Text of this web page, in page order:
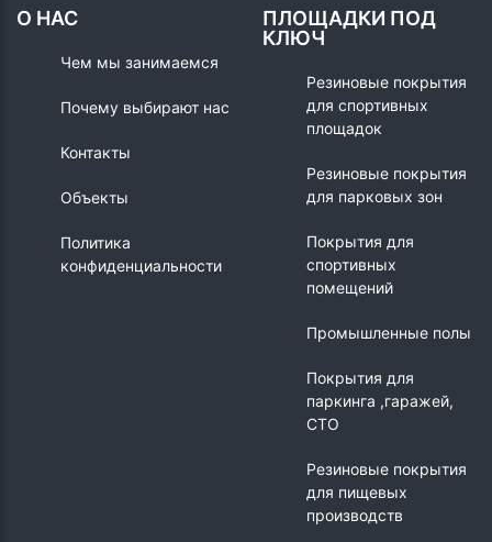
О НАС
Чем мы занимаемся
Почему выбирают нас
Контакты
Объекты
Политика
конфиденциальности
ПЛОЩАДКИ ПОД
КЛЮЧ
Резиновые покрытия
для спортивных
площадок
Резиновые покрытия
для парковых зон
Покрытия для
спортивных
помещений
Промышленные полы
Покрытия для
паркинга ,гаражей,
СТО
Резиновые покрытия
для пищевых
производств